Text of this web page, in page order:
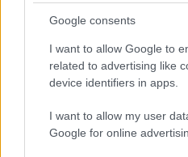
Google consents
I want to allow Google to
related to advertising like
device identifiers in apps.
I want to allow my user
Google for online
questa Europa la
bianchi e fortunati non è
affinché le tradizioni e le
meritiamo. In un risibile